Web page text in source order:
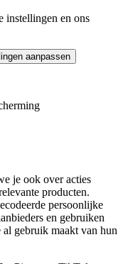
instellingen en ons
aanpassen
je ook over acties
producten.
persoonlijke
en gebruiken
gebruik maakt van hun